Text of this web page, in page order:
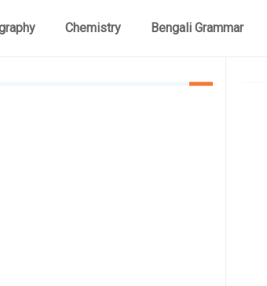
Chemistry Bengali Grammar